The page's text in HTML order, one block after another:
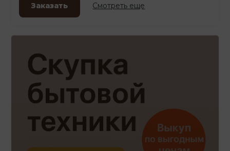
Заказать Смотреть еще